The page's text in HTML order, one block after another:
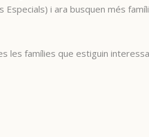
Especials) i ara busquen més
les famílies que estiguin